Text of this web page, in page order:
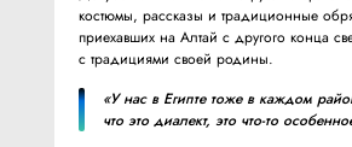
костюмы, рассказы и традиционные
приехавших на Алтай с другого конца
с традициями своей родины.
«У нас в Египте тоже в каждом
что это диалект, это что-то